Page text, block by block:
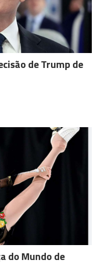
de Trump de
do Mundo de